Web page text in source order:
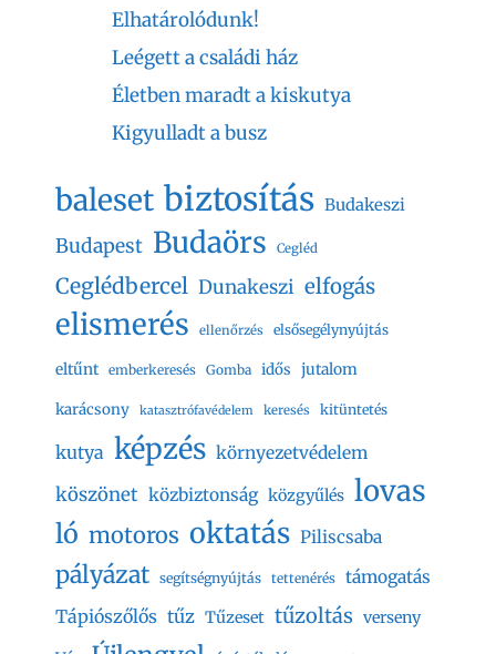
Elhatárolódunk!
Leégett a családi ház
Életben maradt a kiskutya
Kigyulladt a busz
baleset biztosítás Budakeszi
Budapest Budaörs Cegléd
Ceglédbercel Dunakeszi elfogás
elismerés ellenőrzés elsősegélynyújtás
eltűnt emberkeresés Gomba idős jutalom
karácsony katasztrófavédelem keresés kitüntetés
kutya képzés környezetvédelem
köszönet közbiztonság közgyűlés lovas
ló motoros oktatás Piliscsaba
pályázat segítségnyújtás tettenérés támogatás
Tápiószőlős tűz Tűzeset tűzoltás verseny